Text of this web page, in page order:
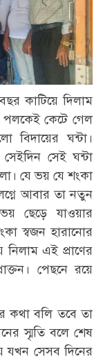
কাটিয়ে দিলাম
পলকেই কেটে গেল
বিদায়ের ঘন্টা।
সেই ঘন্টা
যে ভয় যে শংকা
আবার তা নতুন
ছেড়ে যাওয়ার
স্বজন হারানোর
এই প্রাণের
পেছনে রয়ে
কথা বলি তবে তা
স্মৃতি বলে শেষ
যখন সেসব দিনের